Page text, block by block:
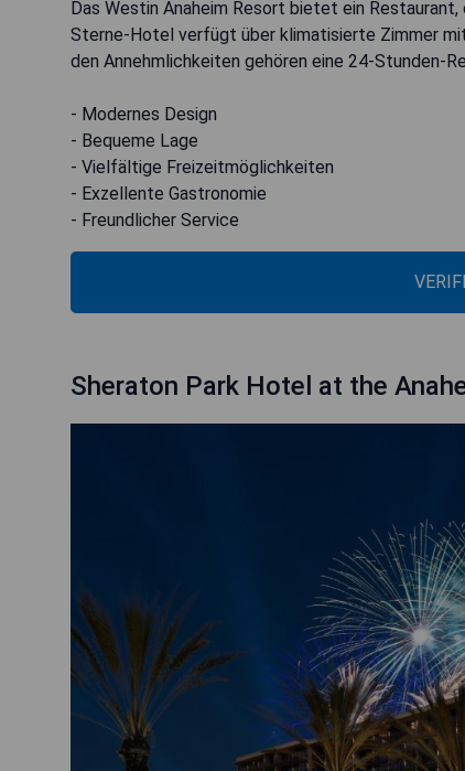
Das Westin Anaheim Resort bietet ein Restaurant,
Sterne-Hotel verfügt über klimatisierte Zimmer
den Annehmlichkeiten gehören eine 24-Stunden-
- Modernes Design
- Bequeme Lage
- Vielfältige Freizeitmöglichkeiten
- Exzellente Gastronomie
- Freundlicher Service
Sheraton Park Hotel at the